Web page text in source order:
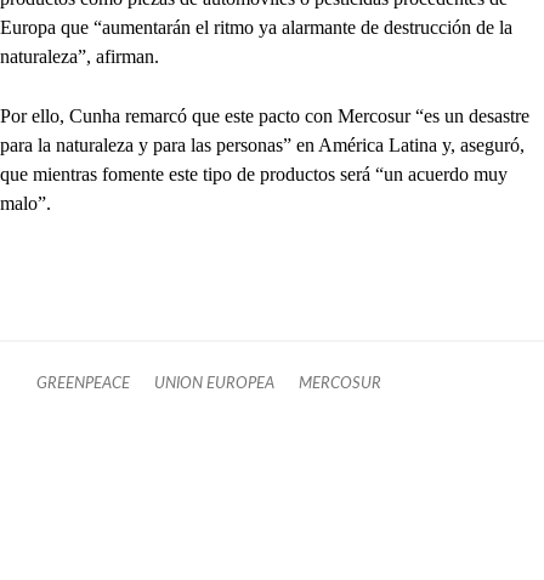
Europa que “aumentarán el ritmo ya alarmante de destrucción de la
naturaleza”, afirman.
Por ello, Cunha remarcó que este pacto con Mercosur “es un desastre
para la naturaleza y para las personas” en América Latina y, aseguró,
que mientras fomente este tipo de productos será “un acuerdo muy
malo”.
GREENPEACE UNION EUROPEA MERCOSUR